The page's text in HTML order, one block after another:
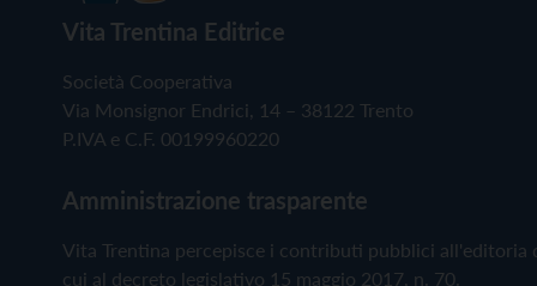
Vita Trentina Editrice
Società Cooperativa
Via Monsignor Endrici, 14 – 38122 Trento
P.IVA e C.F. 00199960220
Amministrazione trasparente
Vita Trentina percepisce i contributi pubblici all'editoria
cui al decreto legislativo 15 maggio 2017, n. 70.